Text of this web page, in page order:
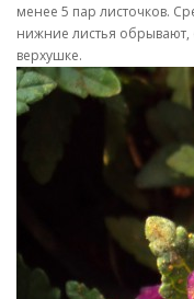
менее 5 пар листочков.
нижние листья обрывают,
верхушке.